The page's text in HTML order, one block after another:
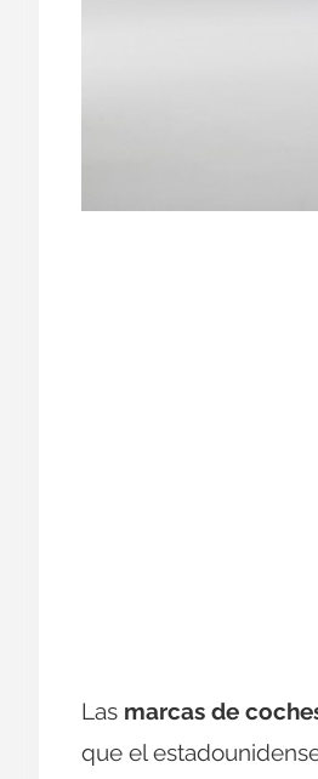
Las marcas de
que el